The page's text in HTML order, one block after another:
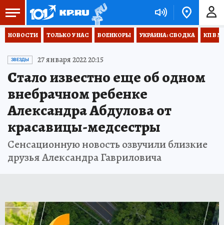
НОВОСТИ ТОЛЬКО У НАС ВОЕНКОРЫ УКРАИНА: СВОДКА КП В
ЗВЕЗДЫ 27 января 2022 20:15
Стало известно еще об одном
внебрачном ребенке
Александра Абдулова от
красавицы-медсестры
Сенсационную новость озвучили близкие
друзья Александра Гавриловича